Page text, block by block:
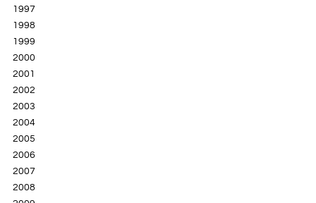
1997
1998
1999
2000
2001
2002
2003
2004
2005
2006
2007
2008